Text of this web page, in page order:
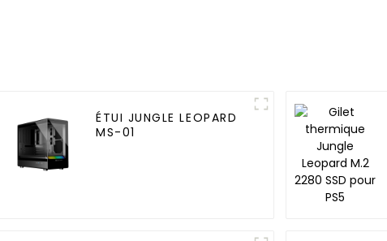
ÉTUI JUNGLE LEOPARD
MS-01